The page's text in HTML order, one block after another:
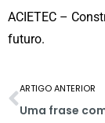
ACIETEC –
futuro.
ARTIGO ANTERIOR